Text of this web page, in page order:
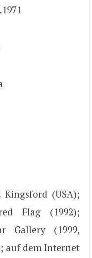
(USA);
Flag (1992);
Gallery (1999,
auf dem Internet